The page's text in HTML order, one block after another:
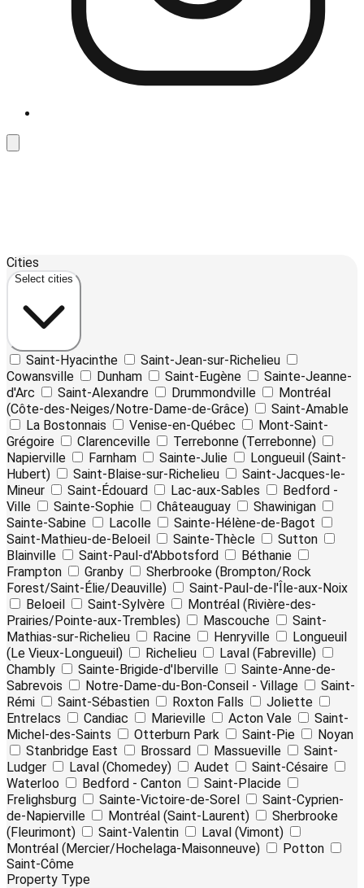
+
−
Cities
Select cities
Saint-Hyacinthe
Saint-Jean-sur-Richelieu
Cowansville
Dunham Saint-Eugène
Sainte-Jeanne-
d'Arc
Saint-Alexandre Drummondville
Montréal
(Côte-des-Neiges/Notre-Dame-de-Grâce)
Saint-Amable
La Bostonnais
Venise-en-Québec
Mont-Saint-
Grégoire
Clarenceville
Terrebonne (Terrebonne)
Napierville
Farnham Sainte-Julie
Longueuil (Saint-
Hubert)
Saint-Blaise-sur-Richelieu
Saint-Jacques-le-
Mineur
Saint-Édouard Lac-aux-Sables
Bedford -
Ville
Sainte-Sophie Châteauguay
Shawinigan
Sainte-Sabine
Lacolle
Sainte-Hélène-de-Bagot
Saint-Mathieu-de-Beloeil
Sainte-Thècle
Sutton
Blainville
Saint-Paul-d'Abbotsford
Béthanie
Frampton
Granby
Sherbrooke (Brompton/Rock
Forest/Saint-Élie/Deauville)
Saint-Paul-de-l'Île-aux-Noix
Beloeil
Saint-Sylvère
Montréal (Rivière-des-
Prairies/Pointe-aux-Trembles)
Mascouche
Saint-
Mathias-sur-Richelieu
Racine Henryville
Longueuil
(Le Vieux-Longueuil)
Richelieu
Laval (Fabreville)
Chambly
Sainte-Brigide-d'Iberville
Sainte-Anne-de-
Sabrevois
Notre-Dame-du-Bon-Conseil - Village
Saint-
Rémi
Saint-Sébastien Roxton Falls
Joliette
Entrelacs
Candiac Marieville Acton Vale
Saint-
Michel-des-Saints
Otterburn Park Saint-Pie
Noyan
Stanbridge East
Brossard Massueville
Saint-
Ludger
Laval (Chomedey) Audet
Saint-Césaire
Waterloo
Bedford - Canton
Saint-Placide
Frelighsburg
Sainte-Victoire-de-Sorel
Saint-Cyprien-
de-Napierville
Montréal (Saint-Laurent)
Sherbrooke
(Fleurimont)
Saint-Valentin
Laval (Vimont)
Montréal (Mercier/Hochelaga-Maisonneuve)
Potton
Saint-Côme
Property Type